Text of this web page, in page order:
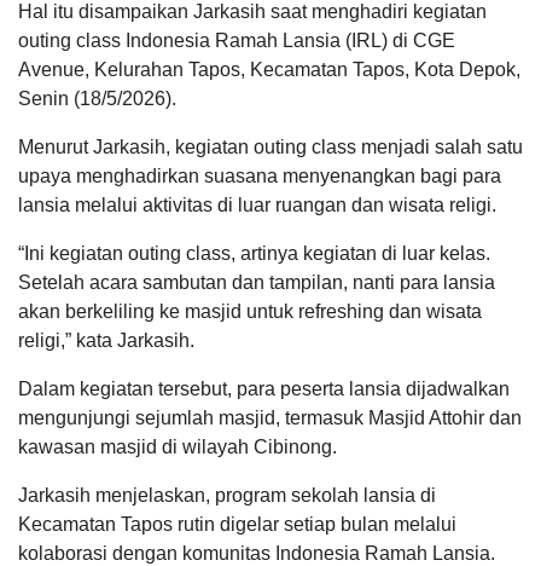
Hal itu disampaikan Jarkasih saat menghadiri kegiatan
outing class Indonesia Ramah Lansia (IRL) di CGE
Avenue, Kelurahan Tapos, Kecamatan Tapos, Kota Depok,
Senin (18/5/2026).
Menurut Jarkasih, kegiatan outing class menjadi salah satu
upaya menghadirkan suasana menyenangkan bagi para
lansia melalui aktivitas di luar ruangan dan wisata religi.
“Ini kegiatan outing class, artinya kegiatan di luar kelas.
Setelah acara sambutan dan tampilan, nanti para lansia
akan berkeliling ke masjid untuk refreshing dan wisata
religi,” kata Jarkasih.
Dalam kegiatan tersebut, para peserta lansia dijadwalkan
mengunjungi sejumlah masjid, termasuk Masjid Attohir dan
kawasan masjid di wilayah Cibinong.
Jarkasih menjelaskan, program sekolah lansia di
Kecamatan Tapos rutin digelar setiap bulan melalui
kolaborasi dengan komunitas Indonesia Ramah Lansia.